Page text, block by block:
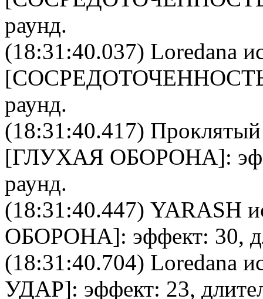
раунд.
(18:31:40.037) Loredana
[
раунд.
(18:31:40.417)
[ГЛУХАЯ ОБОРОНА]:
раунд.
(18:31:40.447) YARASH
ОБОРОНА]: эффект: 30,
(18:31:40.704) Loredana
УДАР]: эффект: 23,